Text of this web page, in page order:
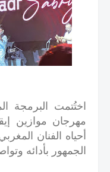
اختُتمت البرمجة
مهرجان موازين
أحياه الفنان
الجمهور بأدائه